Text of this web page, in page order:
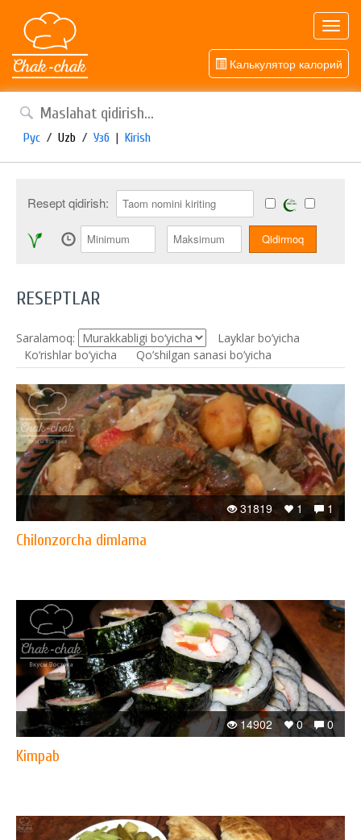
Калькулятор калорий
Рус / Uzb / Узб | Kirish
Resept qidirish:
RESEPTLAR
Saralamoq:
Layklar bo’yicha
Ko‘rishlar bo‘yicha
Qo’shilgan sanasi bo’yicha
1
1
31819
Chilonzorcha dimlama
0
0
14902
Kimpab